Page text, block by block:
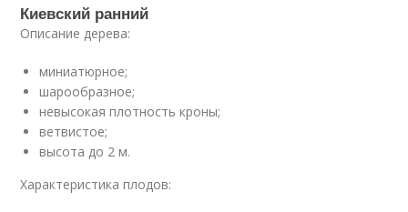
Киевский ранний
Описание дерева:
миниатюрное;
шарообразное;
невысокая плотность кроны;
ветвистое;
высота до 2 м.
Характеристика плодов: